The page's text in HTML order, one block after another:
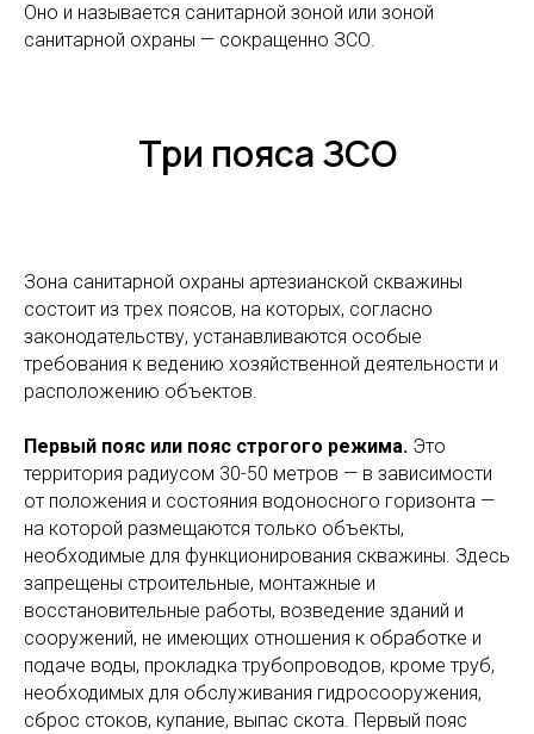
Оно и называется санитарной зоной или зоной
санитарной охраны — сокращенно ЗСО.
Три пояса ЗСО
Зона санитарной охраны артезианской скважины
состоит из трех поясов, на которых, согласно
законодательству, устанавливаются особые
требования к ведению хозяйственной деятельности и
расположению объектов.
Первый пояс или пояс строгого режима. Это
территория радиусом 30-50 метров — в зависимости
от положения и состояния водоносного горизонта —
на которой размещаются только объекты,
необходимые для функционирования скважины. Здесь
запрещены строительные, монтажные и
восстановительные работы, возведение зданий и
сооружений, не имеющих отношения к обработке и
подаче воды, прокладка трубопроводов, кроме труб,
необходимых для обслуживания гидросооружения,
сброс стоков, купание, выпас скота. Первый пояс